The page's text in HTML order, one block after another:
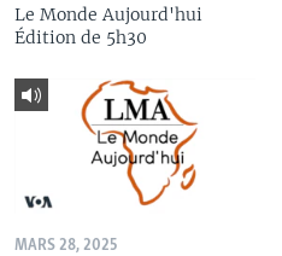
Le Monde Aujourd'hui
Édition de 5h30
MARS 28, 2025